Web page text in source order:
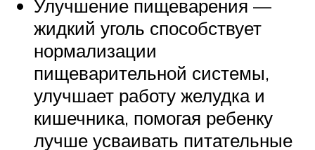
Улучшение пищеварения —
жидкий уголь способствует
нормализации
пищеварительной системы,
улучшает работу желудка и
кишечника, помогая ребенку
лучше усваивать питательные